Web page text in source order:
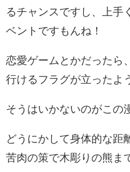
るチャンスですし、上手
ベントですもんね！
恋愛ゲームとかだったら
行けるフラグが立ったよ
そうはいかないのがこの
どうにかして身体的な距
苦肉の策で木彫りの熊ま